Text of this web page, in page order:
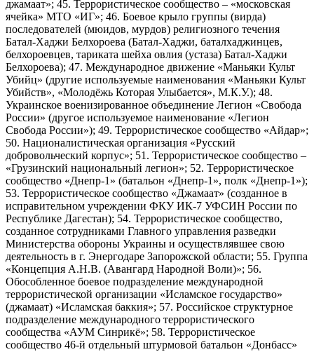
джамаат»; 45. Террористическое сообщество – «московская
ячейка» МТО «ИГ»; 46. Боевое крыло группы (вирда)
последователей (мюидов, мурдов) религиозного течения
Батал-Хаджи Белхороева (Батал-Хаджи, баталхаджинцев,
белхороевцев, тариката шейха овлия (устаза) Батал-Хаджи
Белхороева); 47. Международное движение «Маньяки Культ
Убийц» (другие используемые наименования «Маньяки Культ
Убийств», «Молодёжь Которая Улыбается», М.К.У.); 48.
Украинское военизированное объединение Легион «Свобода
России» (другое используемое наименование «Легион
Свобода России»); 49. Террористическое сообщество «Айдар»;
50. Националистическая организация «Русский
добровольческий корпус»; 51. Террористическое сообщество –
«Грузинский национальный легион»; 52. Террористическое
сообщество «Днепр-1» (батальон «Днепр-1», полк «Днепр-1»);
53. Террористическое сообщество «Джамаат» (созданное в
исправительном учреждении ФКУ ИК-7 УФСИН России по
Республике Дагестан); 54. Террористическое сообщество,
созданное сотрудниками Главного управления разведки
Министерства обороны Украины и осуществлявшее свою
деятельность в г. Энергодаре Запорожской области; 55. Группа
«Концепция А.Н.В. (Авангард Народной Воли)»; 56.
Обособленное боевое подразделение международной
террористической организации «Исламское государство»
(джамаат) «Исламская баккия»; 57. Российское структурное
подразделение международного террористического
сообщества «АУМ Синрикё»; 58. Террористическое
сообщество 46-й отдельный штурмовой батальон «Донбасс»